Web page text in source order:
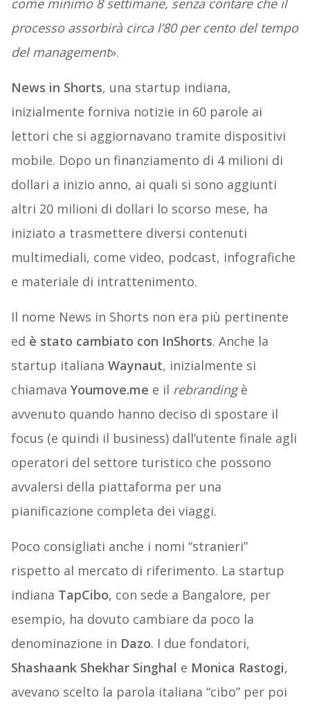
come minimo 8 settimane, senza contare che il
processo assorbirà circa l’80 per cento del tempo
del management».
News in Shorts, una startup indiana,
inizialmente forniva notizie in 60 parole ai
lettori che si aggiornavano tramite dispositivi
mobile. Dopo un finanziamento di 4 milioni di
dollari a inizio anno, ai quali si sono aggiunti
altri 20 milioni di dollari lo scorso mese, ha
iniziato a trasmettere diversi contenuti
multimediali, come video, podcast, infografiche
e materiale di intrattenimento.
Il nome News in Shorts non era più pertinente
ed è stato cambiato con InShorts. Anche la
startup italiana Waynaut, inizialmente si
chiamava Youmove.me e il rebrandingè
avvenuto quando hanno deciso di spostare il
focus (e quindi il business) dall’utente finale agli
operatori del settore turistico che possono
avvalersi della piattaforma per una
pianificazione completa dei viaggi.
Poco consigliati anche i nomi “stranieri”
rispetto al mercato di riferimento. La startup
indiana TapCibo, con sede a Bangalore, per
esempio, ha dovuto cambiare da poco la
denominazione in Dazo. I due fondatori,
Shashaank Shekhar Singhal e Monica Rastogi,
avevano scelto la parola italiana “cibo” per poi